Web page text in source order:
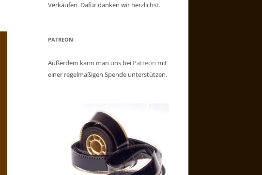
Verkäufen. Dafür danken wir herzlichst.
PATREON
Außerdem kann man uns bei Patreon mit
einer regelmäßigen Spende unterstützen.